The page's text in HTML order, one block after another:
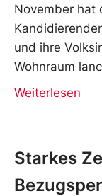
November hat
und ihre
Wohnraum
Weiterlesen
Starkes